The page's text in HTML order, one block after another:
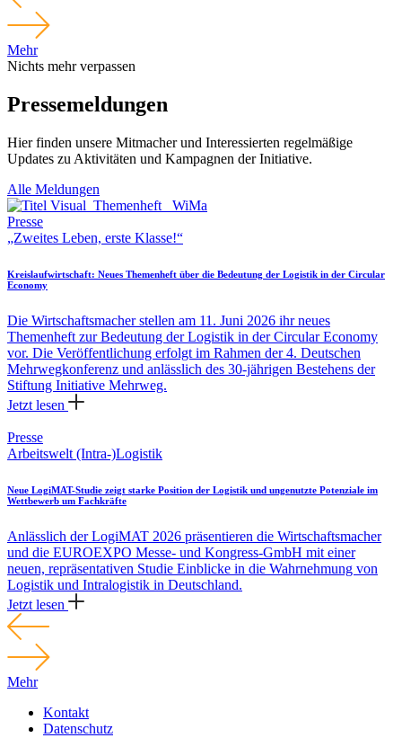
Mehr
Nichts mehr verpassen
Pressemeldungen
Hier finden unsere Mitmacher und Interessierten regelmäßige
Updates zu Aktivitäten und Kampagnen der Initiative.
Alle Meldungen
Presse
„Zweites Leben, erste Klasse!“
Kreislaufwirtschaft: Neues Themenheft über die Bedeutung der Logistik in der Circular
Economy
Die Wirtschaftsmacher stellen am 11. Juni 2026 ihr neues
Themenheft zur Bedeutung der Logistik in der Circular Economy
vor. Die Veröffentlichung erfolgt im Rahmen der 4. Deutschen
Mehrwegkonferenz und anlässlich des 30-jährigen Bestehens der
Stiftung Initiative Mehrweg.
Jetzt lesen
Presse
Arbeitswelt (Intra-)Logistik
Neue LogiMAT-Studie zeigt starke Position der Logistik und ungenutzte Potenziale im
Wettbewerb um Fachkräfte
Anlässlich der LogiMAT 2026 präsentieren die Wirtschaftsmacher
und die EUROEXPO Messe- und Kongress-GmbH mit einer
neuen, repräsentativen Studie Einblicke in die Wahrnehmung von
Logistik und Intralogistik in Deutschland.
Jetzt lesen
Mehr
Kontakt
Datenschutz